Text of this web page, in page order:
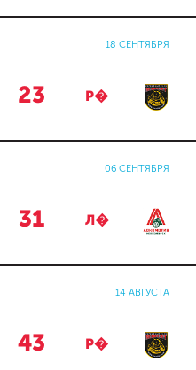
18 СЕНТЯБРЯ
23 Р�
06 СЕНТЯБРЯ
31 Л�
14 АВГУСТА
43 Р�